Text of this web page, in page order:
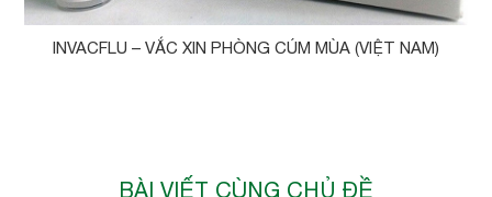
INVACFLU – VẮC XIN PHÒNG CÚM MÙA (VIỆT NAM)
BÀI VIẾT CÙNG CHỦ ĐỀ